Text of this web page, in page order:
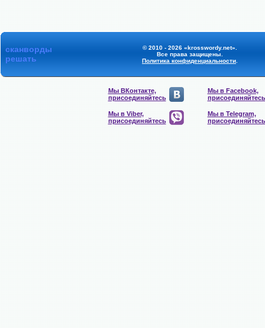
сканворды
решать
© 2010 - 2026 «krosswordy.net».
Все права защищены.
Политика конфиденциальности
Мы ВКонтакте,
присоединяйтесь
Мы в Facebook,
присоединяйтесь
Мы в Viber,
присоединяйтесь
Мы в Telegram,
присоединяйтесь